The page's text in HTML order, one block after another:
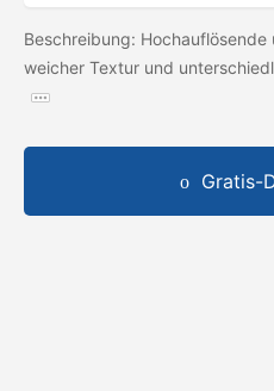
Beschreibung:
weicher Textur und
Gratis-